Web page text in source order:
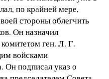
по крайней мере,
стороны облегчить
Он назначил
ген. Л. Г.
войсками
Он подписал указ о